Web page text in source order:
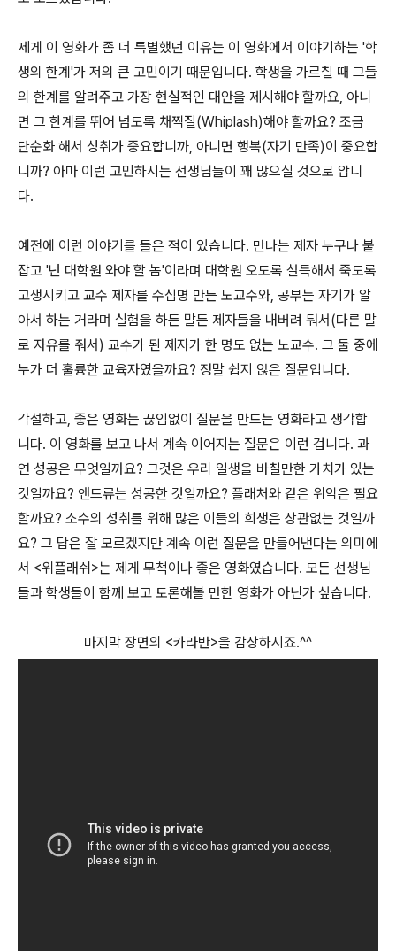
제게 이 영화가 좀 더 특별했던 이유는 이 영화에서 이야기하는 '학
생의 한계'가 저의 큰 고민이기 때문입니다. 학생을 가르칠 때 그들
의 한계를 알려주고 가장 현실적인 대안을 제시해야 할까요, 아니
면 그 한계를 뛰어 넘도록 채찍질(Whiplash)해야 할까요? 조금
단순화 해서 성취가 중요합니까, 아니면 행복(자기 만족)이 중요합
니까? 아마 이런 고민하시는 선생님들이 꽤 많으실 것으로 압니
다.
예전에 이런 이야기를 들은 적이 있습니다. 만나는 제자 누구나 붙
잡고 '넌 대학원 와야 할 놈'이라며 대학원 오도록 설득해서 죽도록
고생시키고 교수 제자를 수십명 만든 노교수와, 공부는 자기가 알
아서 하는 거라며 실험을 하든 말든 제자들을 내버려 둬서(다른 말
로 자유를 줘서) 교수가 된 제자가 한 명도 없는 노교수. 그 둘 중에
누가 더 훌륭한 교육자였을까요? 정말 쉽지 않은 질문입니다.
각설하고, 좋은 영화는 끊임없이 질문을 만드는 영화라고 생각합
니다. 이 영화를 보고 나서 계속 이어지는 질문은 이런 겁니다. 과
연 성공은 무엇일까요? 그것은 우리 일생을 바칠만한 가치가 있는
것일까요? 앤드류는 성공한 것일까요? 플래처와 같은 위악은 필요
할까요? 소수의 성취를 위해 많은 이들의 희생은 상관없는 것일까
요? 그 답은 잘 모르겠지만 계속 이런 질문을 만들어낸다는 의미에
서 <위플래쉬>는 제게 무척이나 좋은 영화였습니다. 모든 선생님
들과 학생들이 함께 보고 토론해볼 만한 영화가 아닌가 싶습니다.
마지막 장면의 <카라반>을 감상하시죠.^^